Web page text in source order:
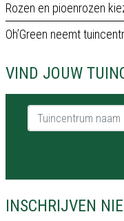
Rozen en pioenrozen
Oh’Green neemt
VIND JOUW
Tuincentrum naam of
INSCHRIJVEN